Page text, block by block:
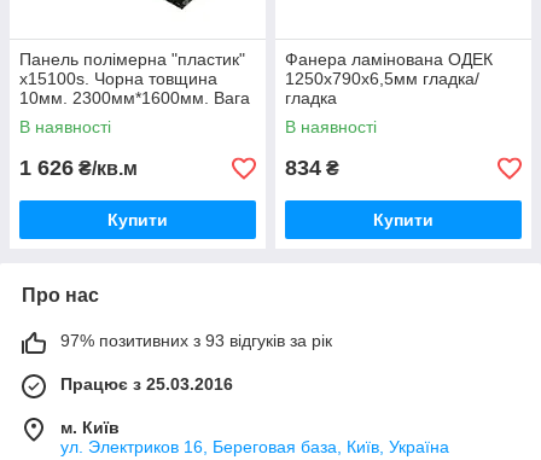
Панель полімерна "пластик"
x15100s. Чорна товщина
10мм. 2300мм*1600мм. Вага
листа 10,2 кг За
замовленням
В наявності
1 626 ₴/кв.м
Купити
Фанера ламінована ОДЕК
1250х790х6,5мм гладка/
гладка
В наявності
834 ₴
Купити
Про нас
97% позитивних з 93 відгуків за рік
Працює з 25.03.2016
м. Київ
ул. Электриков 16, Береговая база, Київ, Україна